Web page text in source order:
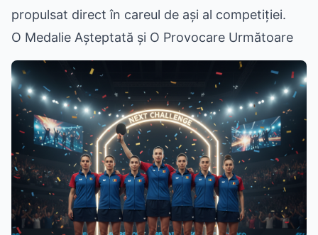
propulsat direct în careul de ași al competiției.
O Medalie Așteptată și O Provocare Următoare